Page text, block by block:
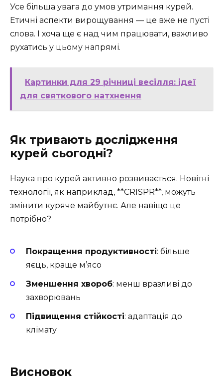
Усе більша увага до умов утримання курей.
Етичні аспекти вирощування — це вже не пусті
слова. І хоча ще є над чим працювати, важливо
рухатись у цьому напрямі.
Картинки для 29 річниці весілля: ідеї
для святкового натхнення
Як тривають дослідження
курей сьогодні?
Наука про курей активно розвивається. Новітні
технології, як наприклад, **CRISPR**, можуть
змінити куряче майбутнє. Але навіщо це
потрібно?
Покращення продуктивності: більше
яєць, краще м’ясо
Зменшення хвороб: менш вразливі до
захворювань
Підвищення стійкості: адаптація до
клімату
Висновок